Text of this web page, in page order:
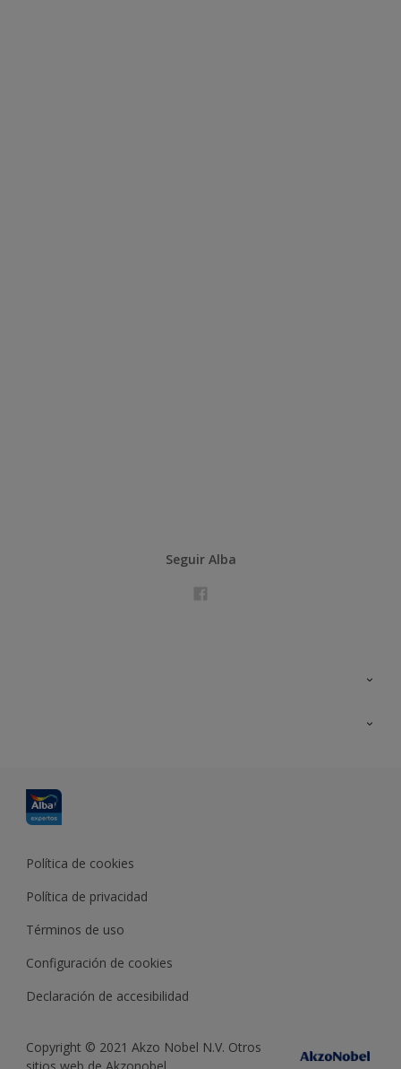
Seguir Alba
Política de cookies
Política de privacidad
Términos de uso
Configuración de cookies
Declaración de accesibilidad
Copyright © 2021 Akzo Nobel N.V. Otros
sitios web de Akzonobel